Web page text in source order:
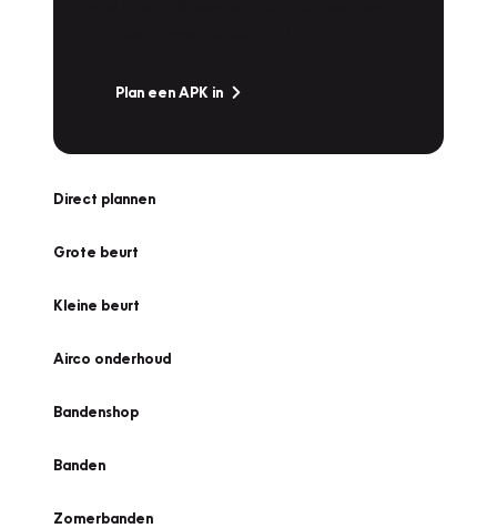
Plan een APK in
Direct plannen
Grote beurt
Kleine beurt
Airco onderhoud
Bandenshop
Banden
Zomerbanden